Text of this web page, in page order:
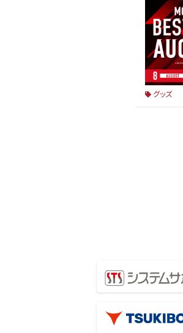
グッズ